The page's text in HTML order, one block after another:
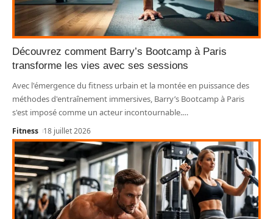
Découvrez comment Barry’s Bootcamp à Paris
transforme les vies avec ses sessions
Avec l'émergence du fitness urbain et la montée en puissance des
méthodes d'entraînement immersives, Barry’s Bootcamp à Paris
s'est imposé comme un acteur incontournable.…
Fitness 18 juillet 2026